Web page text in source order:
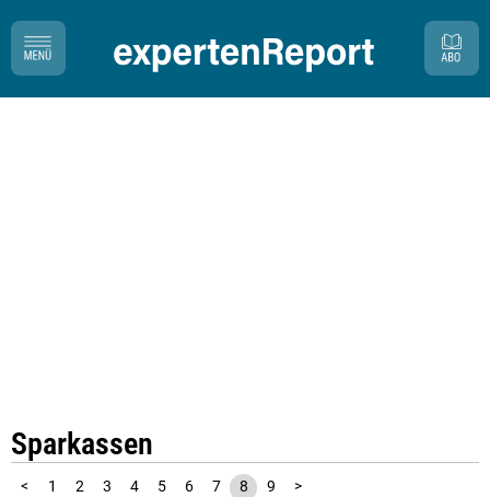
Sparkassen
< 1 2 3 4 5 6 7 8 9 >